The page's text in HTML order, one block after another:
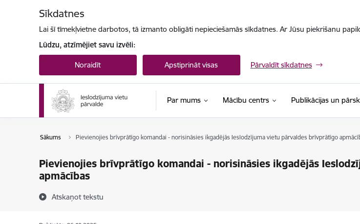
Sīkdatnes
Lai šī tīmekļvietne darbotos, tā izmanto obligāti nepieciešamās sīkdatnes. Ar Jūsu piekrišanu
Lūdzu, atzīmējiet savu izvēli:
Noraidīt Apstiprināt visas Pārvaldīt sīkdatnes
Par mums Mācību centrs Publikācijas un
Sākums Pievienojies brīvprātīgo komandai - norisināsies ikgadējās Ieslodzījuma vietu pārvaldes brīvprātīgo
Pievienojies brīvprātīgo komandai - norisināsies ikgadējās
apmācības
Atskaņot tekstu